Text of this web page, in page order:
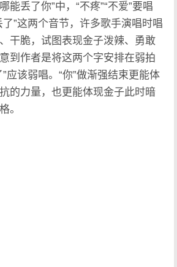
能丢了你”中，“不疼”“不爱”要唱
”这两个音节，许多歌手演唱时唱
干脆，试图表现金子泼辣、勇敢
到作者是将这两个字安排在弱拍
应该弱唱。“你”做渐强结束更能体
的力量，也更能体现金子此时暗
。